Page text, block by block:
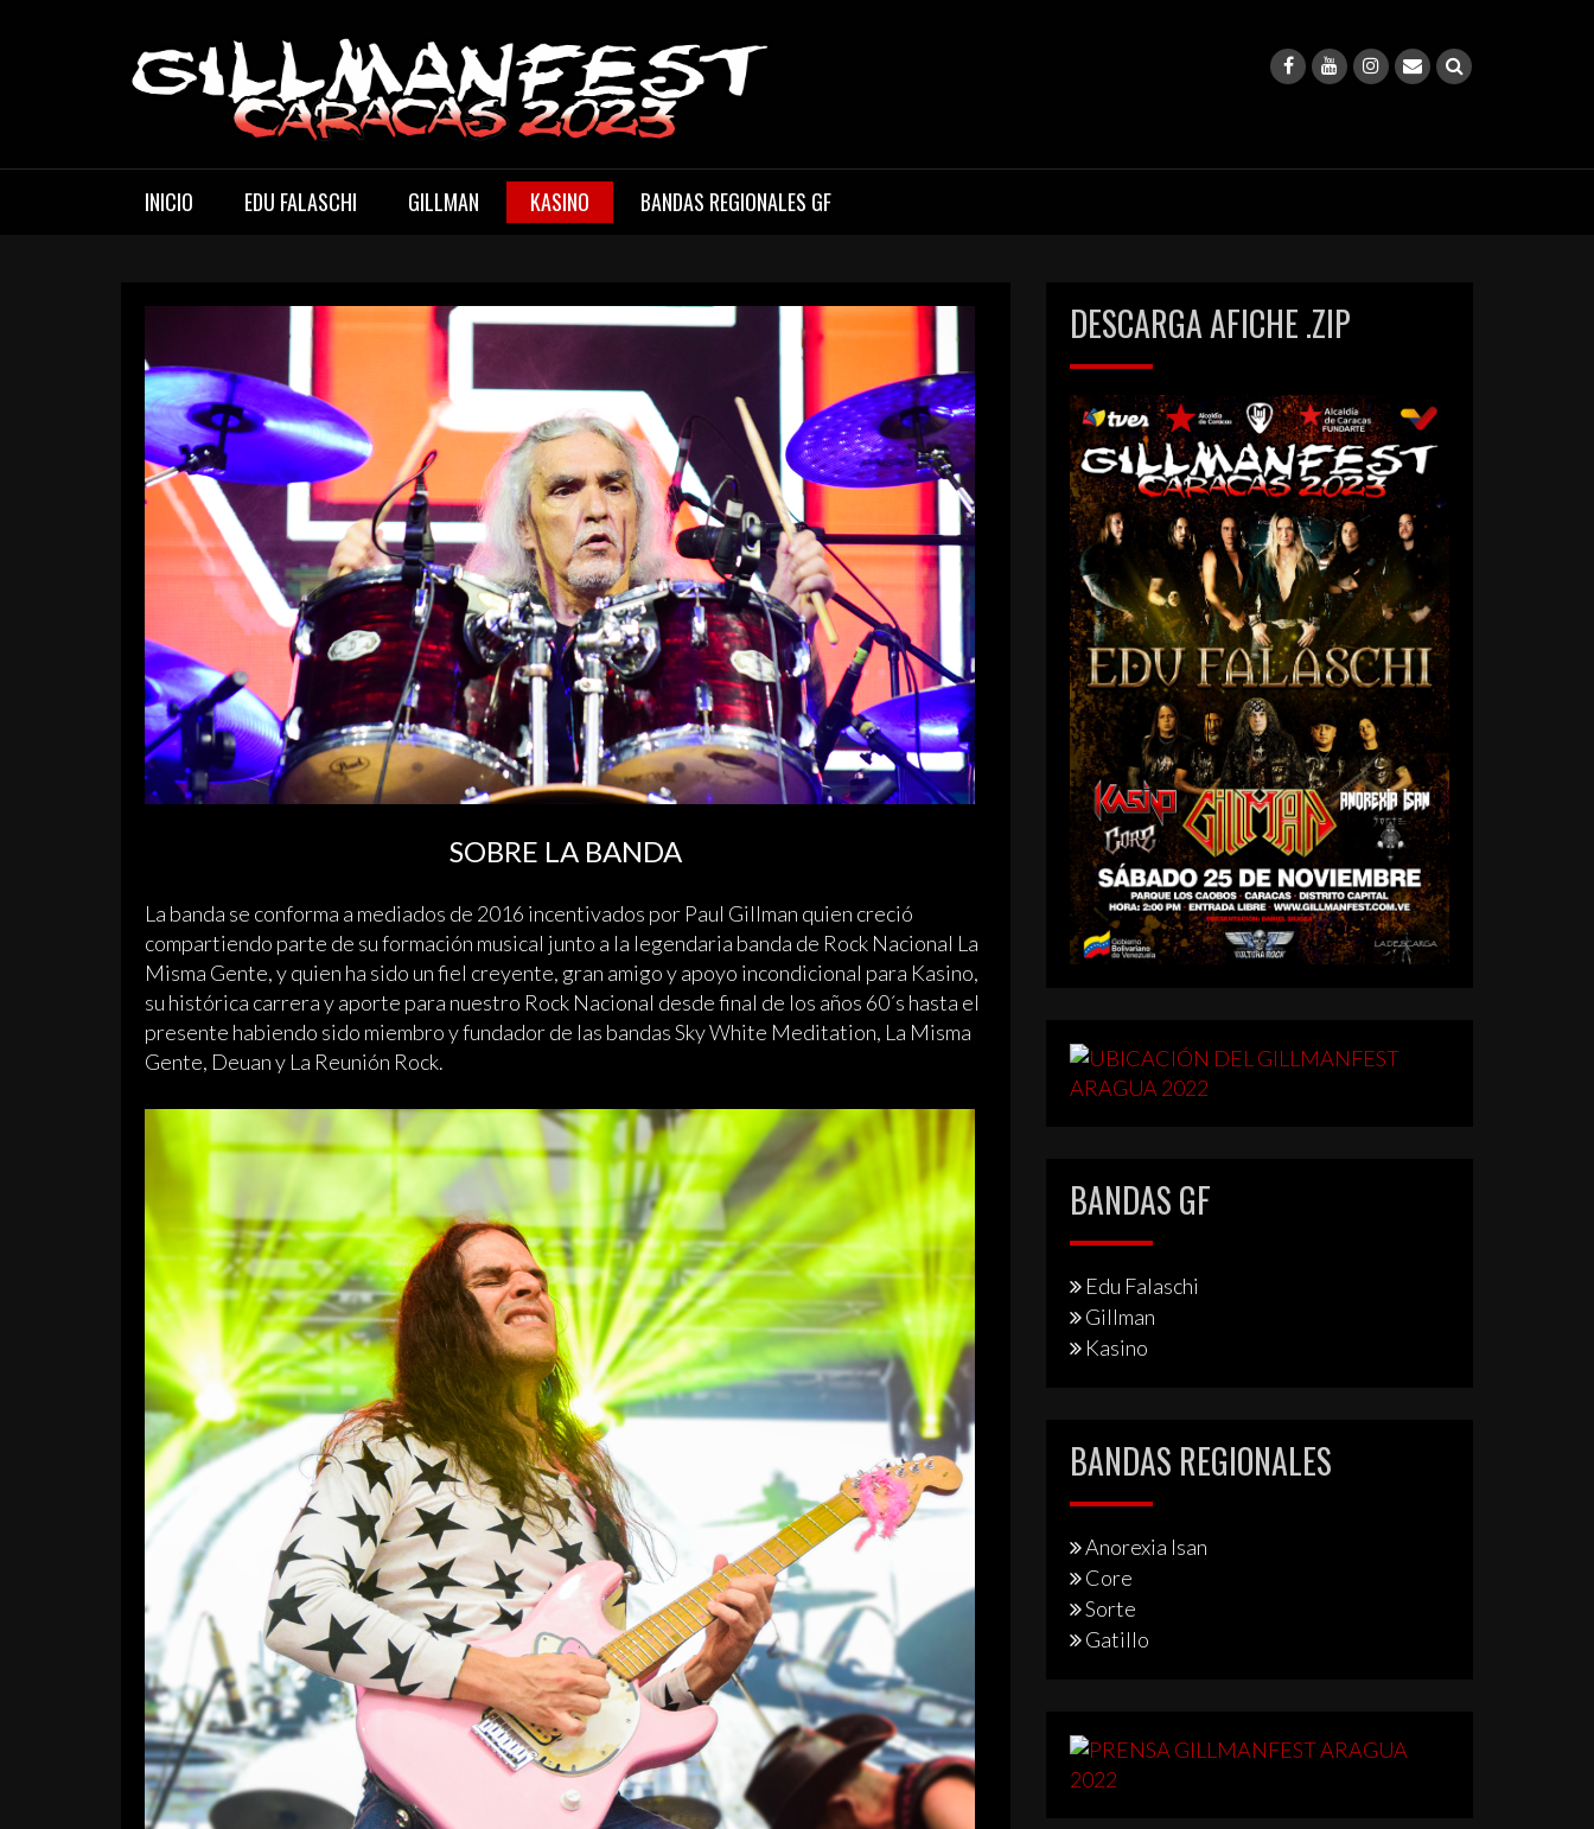
GILLMANFEST
CARACAS 2023
INICIO EDU FALASCHI GILLMAN KASINO BANDAS REGIONALES GF
SOBRE LA BANDA
La banda se conforma a mediados de 2016 incentivados por Paul Gillman quien creció
compartiendo parte de su formación musical junto a la legendaria banda de Rock Nacional La
Misma Gente, y quien ha sido un fiel creyente, gran amigo y apoyo incondicional para Kasino,
su histórica carrera y aporte para nuestro Rock Nacional desde final de los años 60´s hasta el
presente habiendo sido miembro y fundador de las bandas Sky White Meditation, La Misma
Gente, Deuan y La Reunión Rock.
DESCARGA AFICHE .ZIP
BANDAS GF
Edu Falaschi
Gillman
Kasino
BANDAS REGIONALES
Anorexia Isan
Core
Sorte
Gatillo